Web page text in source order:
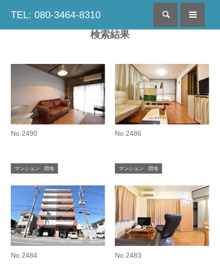
TEL: 080-3464-8310 検索
検索結果
No.2490
マンション 団地
No.2486
マンション 団地
No.2484 No.2483